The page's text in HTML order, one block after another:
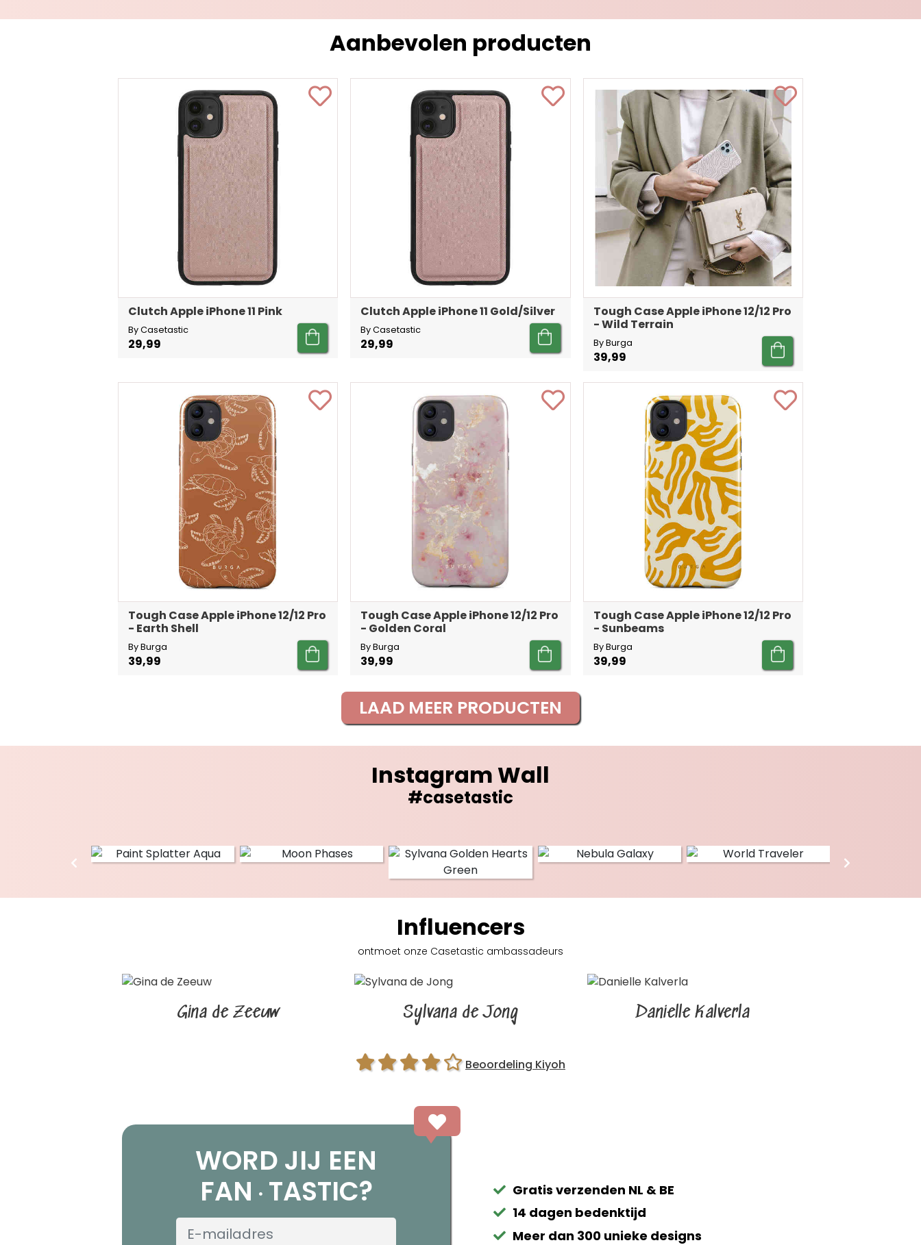
Aanbevolen producten
Clutch Apple iPhone 11 Pink
By Casetastic
29,99
Clutch Apple iPhone 11 Gold/Silver
By Casetastic
29,99
Tough Case Apple iPhone 12/12 Pro
- Wild Terrain
By Burga
39,99
Tough Case Apple iPhone 12/12 Pro
- Earth Shell
By Burga
39,99
Tough Case Apple iPhone 12/12 Pro
- Golden Coral
By Burga
39,99
Tough Case Apple iPhone 12/12 Pro
- Sunbeams
By Burga
39,99
LAAD MEER PRODUCTEN
Instagram Wall
#casetastic
Influencers
ontmoet onze Casetastic ambassadeurs
Gina de Zeeuw Sylvana de Jong Danielle Kalverla
Beoordeling Kiyoh
WORD JIJ EEN
FAN TASTIC?
Gratis verzenden NL & BE
14 dagen bedenktijd
Meer dan 300 unieke designs